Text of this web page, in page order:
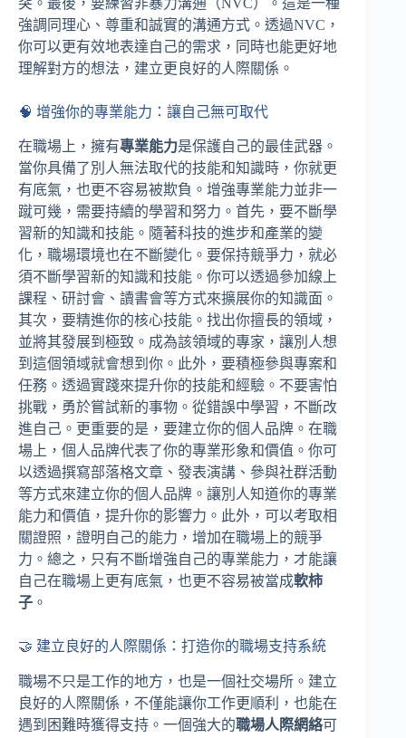
強調同理心、尊重和誠實的溝通方式。透過NVC，
你可以更有效地表達自己的需求，同時也能更好地
理解對方的想法，建立更良好的人際關係。
🧠 增強你的專業能力：讓自己無可取代
在職場上，擁有專業能力是保護自己的最佳武器。
當你具備了別人無法取代的技能和知識時，你就更
有底氣，也更不容易被欺負。增強專業能力並非一
蹴可幾，需要持續的學習和努力。首先，要不斷學
習新的知識和技能。隨著科技的進步和產業的變
化，職場環境也在不斷變化。要保持競爭力，就必
須不斷學習新的知識和技能。你可以透過參加線上
課程、研討會、讀書會等方式來擴展你的知識面。
其次，要精進你的核心技能。找出你擅長的領域，
並將其發展到極致。成為該領域的專家，讓別人想
到這個領域就會想到你。此外，要積極參與專案和
任務。透過實踐來提升你的技能和經驗。不要害怕
挑戰，勇於嘗試新的事物。從錯誤中學習，不斷改
進自己。更重要的是，要建立你的個人品牌。在職
場上，個人品牌代表了你的專業形象和價值。你可
以透過撰寫部落格文章、發表演講、參與社群活動
等方式來建立你的個人品牌。讓別人知道你的專業
能力和價值，提升你的影響力。此外，可以考取相
關證照，證明自己的能力，增加在職場上的競爭
力。總之，只有不斷增強自己的專業能力，才能讓
自己在職場上更有底氣，也更不容易被當成軟柿
子 。
🤝 建立良好的人際關係：打造你的職場支持系統
職場不只是工作的地方，也是一個社交場所。建立
良好的人際關係，不僅能讓你工作更順利，也能在
遇到困難時獲得支持。一個強大的職場人際網絡可